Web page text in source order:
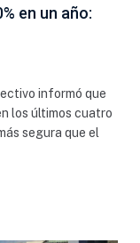
en un año:
informó que
los últimos cuatro
segura que el